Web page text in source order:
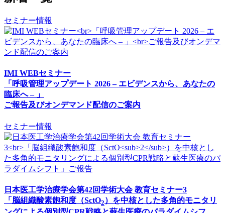
セミナー情報
IMI WEBセミナー
「呼吸管理アップデート 2026 – エビデンスから、あなたの
臨床へ – 」
ご報告及びオンデマンド配信のご案内
セミナー情報
日本医工学治療学会第42回学術大会 教育セミナー3
「脳組織酸素飽和度（SctO2 ）を中核とした多角的モニタリ